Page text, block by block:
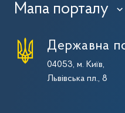
Мапа порталу ›
Державна
04053, м. Київ,
Львівська пл., 8